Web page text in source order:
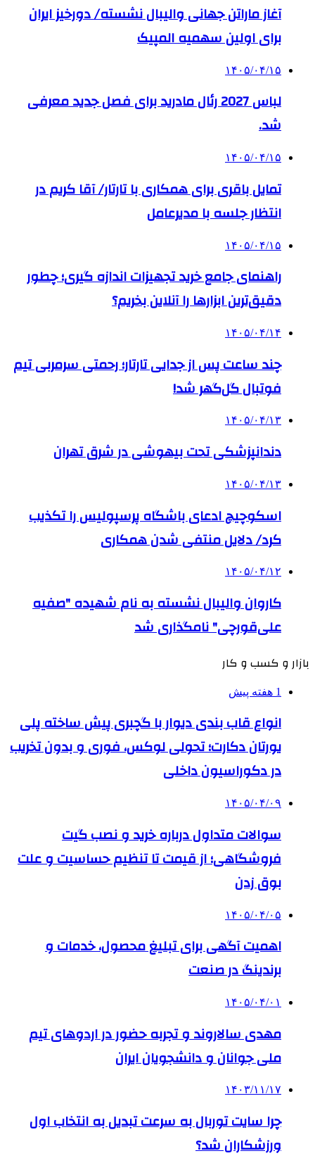
آغاز ماراتن جهانی والیبال نشسته/ دورخیز ایران
برای اولین سهمیه المپیک
۱۴۰۵/۰۴/۱۵
لباس 2027 رئال مادرید برای فصل جدید معرفی
شد.
۱۴۰۵/۰۴/۱۵
تمایل باقری برای همکاری با تارتار/ آقا کریم در
انتظار جلسه با مدیرعامل
۱۴۰۵/۰۴/۱۵
راهنمای جامع خرید تجهیزات اندازه گیری؛ چطور
دقیق‌ترین ابزارها را آنلاین بخریم؟
۱۴۰۵/۰۴/۱۴
چند ساعت پس از جدایی تارتار؛ رحمتی سرمربی تیم
فوتبال گل‌گهر شد!
۱۴۰۵/۰۴/۱۳
دندانپزشکی تحت بیهوشی در شرق تهران
۱۴۰۵/۰۴/۱۳
اسکوچیچ ادعای باشگاه پرسپولیس را تکذیب
کرد/ دلایل منتفی شدن همکاری
۱۴۰۵/۰۴/۱۲
کاروان والیبال نشسته به نام شهیده "صفیه
علی‌قورچی" نامگذاری شد
بازار و کسب و کار
1 هفته پیش
انواع قاب بندی دیوار با گچبری پیش ساخته پلی
یورتان دکارت؛ تحولی لوکس، فوری و بدون تخریب
در دکوراسیون داخلی
۱۴۰۵/۰۴/۰۹
سوالات متداول درباره خرید و نصب گیت
فروشگاهی؛ از قیمت تا تنظیم حساسیت و علت
بوق زدن
۱۴۰۵/۰۴/۰۵
اهمیت آگهی برای تبلیغ محصول، خدمات و
برندینگ در صنعت
۱۴۰۵/۰۴/۰۱
مهدی سالاروند و تجربه حضور در اردوهای تیم
ملی جوانان و دانشجویان ایران
۱۴۰۳/۱۱/۱۷
چرا سایت توربال به ‌سرعت تبدیل به انتخاب اول
ورزشکاران شد؟